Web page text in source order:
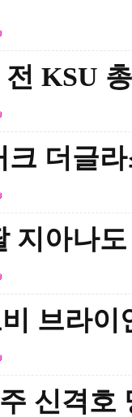
전 KSU
크 더글
지아나
비 브라
신격호